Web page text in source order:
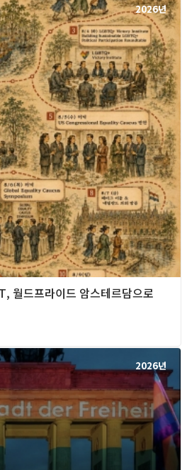
2026년
월드프라이드 암스테르담으로
2026년